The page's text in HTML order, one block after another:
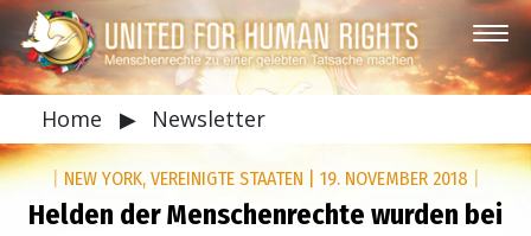
Home ▶ Newsletter
|NEW YORK, VEREINIGTE STAATEN 19. NOVEMBER 2018
Helden der Menschenrechte wurden bei